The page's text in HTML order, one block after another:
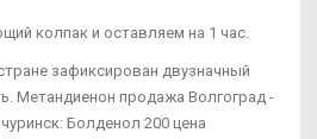
колпак и оставляем на 1 час.
зафиксирован двузначный
Метандиенон продажа Волгоград -
Болденол 200 цена